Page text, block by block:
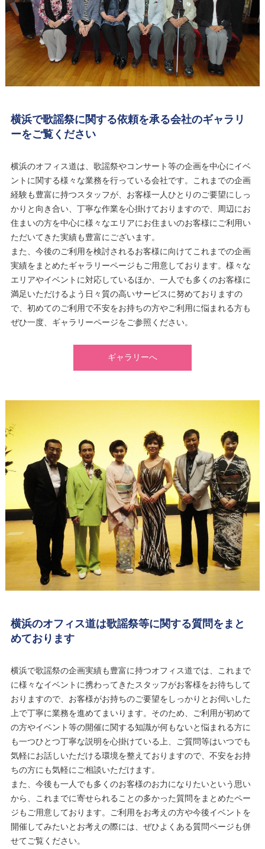
横浜で歌謡祭に関する依頼を承る会社のギャラリ
ーをご覧ください
横浜のオフィス道は、歌謡祭やコンサート等の企画を中心にイベ
ントに関する様々な業務を行っている会社です。これまでの企画
経験も豊富に持つスタッフが、お客様一人ひとりのご要望にしっ
かりと向き合い、丁寧な作業を心掛けておりますので、周辺にお
住まいの方を中心に様々なエリアにお住まいのお客様にご利用い
ただいてきた実績も豊富にございます。
また、今後のご利用を検討されるお客様に向けてこれまでの企画
実績をまとめたギャラリーページもご用意しております。様々な
エリアやイベントに対応しているほか、一人でも多くのお客様に
満足いただけるよう日々質の高いサービスに努めておりますの
で、初めてのご利用で不安をお持ちの方やご利用に悩まれる方も
ぜひ一度、ギャラリーページをご参照ください。
ギャラリーへ
横浜のオフィス道は歌謡祭等に関する質問をまと
めております
横浜で歌謡祭の企画実績も豊富に持つオフィス道では、これまで
に様々なイベントに携わってきたスタッフがお客様をお待ちして
おりますので、お客様がお持ちのご要望をしっかりとお伺いした
上で丁寧に業務を進めてまいります。そのため、ご利用が初めて
の方やイベント等の開催に関する知識が何もないと悩まれる方に
も一つひとつ丁寧な説明を心掛けている上、ご質問等はいつでも
気軽にお話しいただける環境を整えておりますので、不安をお持
ちの方にも気軽にご相談いただけます。
また、今後も一人でも多くのお客様のお力になりたいという思い
から、これまでに寄せられることの多かった質問をまとめたペー
ジもご用意しております。ご利用をお考えの方や今後イベントを
開催してみたいとお考えの際には、ぜひよくある質問ページも併
せてご覧ください。